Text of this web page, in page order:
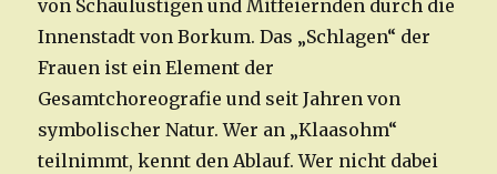
von Schaulustigen und Mitfeiernden durch die
Innenstadt von Borkum. Das „Schlagen“ der
Frauen ist ein Element der
Gesamtchoreografie und seit Jahren von
symbolischer Natur. Wer an „Klaasohm“
teilnimmt, kennt den Ablauf. Wer nicht dabei